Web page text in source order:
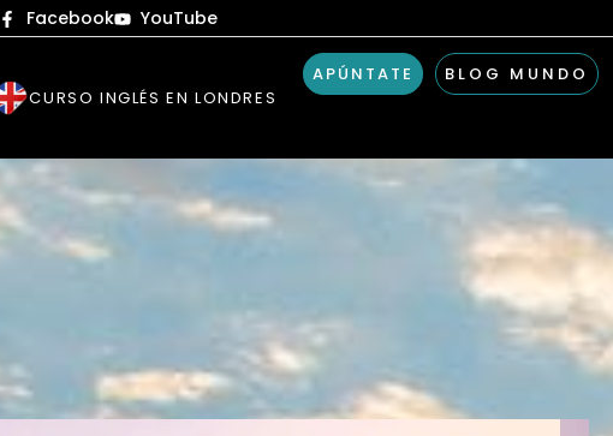
Facebook YouTube
CURSO INGLÉS EN LONDRES
APÚNTATE BLOG MUNDO